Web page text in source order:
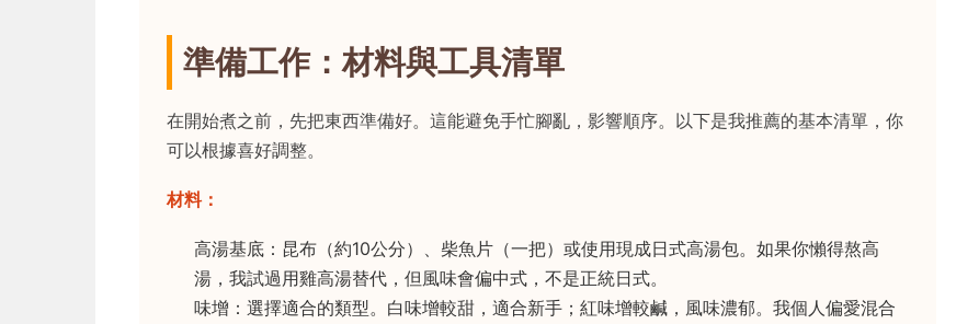
準備工作：材料與工具清單
在開始煮之前，先把東西準備好。這能避免手忙腳亂，影響順序。以下是我推薦的基本清單，你
可以根據喜好調整。
材料：
高湯基底：昆布（約10公分）、柴魚片（一把）或使用現成日式高湯包。如果你懶得熬高
湯，我試過用雞高湯替代，但風味會偏中式，不是正統日式。
味增：選擇適合的類型。白味增較甜，適合新手；紅味增較鹹，風味濃郁。我個人偏愛混合